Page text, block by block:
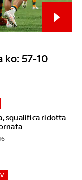
ko: 57-10
squalifica ridotta